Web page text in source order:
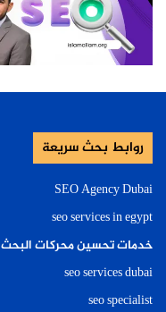
روابط بحث سريعة
SEO Agency Dubai
seo services in egypt
خدمات تحسين محركات البحث
seo services dubai
seo specialist